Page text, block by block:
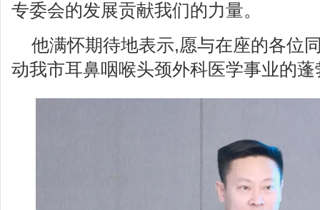
专委会的发展贡献我们的力量。
他满怀期待地表示,愿与在座的各位
动我市耳鼻咽喉头颈外科医学事业的